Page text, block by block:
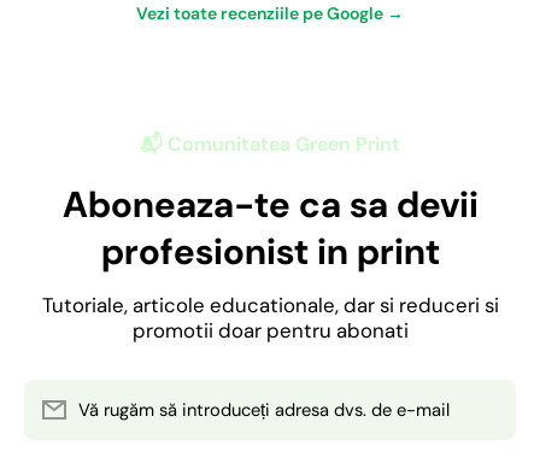
Vezi toate recenziile pe Google →
📬 Comunitatea Green Print
Aboneaza-te ca sa devii
profesionist in print
Tutoriale, articole educationale, dar si reduceri si
promotii doar pentru abonati
Vă rugăm să introduceți adresa dvs. de e-mail